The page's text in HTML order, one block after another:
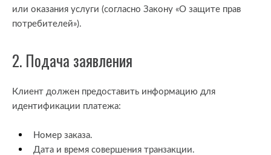
или оказания услуги (согласно Закону «О защите прав
потребителей»).
2. Подача заявления
Клиент должен предоставить информацию для
идентификации платежа:
Номер заказа.
Дата и время совершения транзакции.